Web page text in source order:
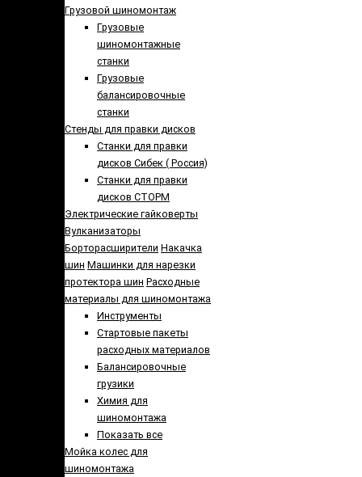
Грузовой шиномонтаж
Грузовые
шиномонтажные
станки
Грузовые
балансировочные
станки
Стенды для правки дисков
Cтанки для правки
дисков Сибек ( Россия)
Станки для правки
дисков СТОРМ
Электрические гайковерты
Вулканизаторы
Борторасширители Накачка
шин Машинки для нарезки
протектора шин Расходные
материалы для шиномонтажа
Инструменты
Стартовые пакеты
расходных материалов
Балансировочные
грузики
Химия для
шиномонтажа
Показать все
Мойка колес для
шиномонтажа